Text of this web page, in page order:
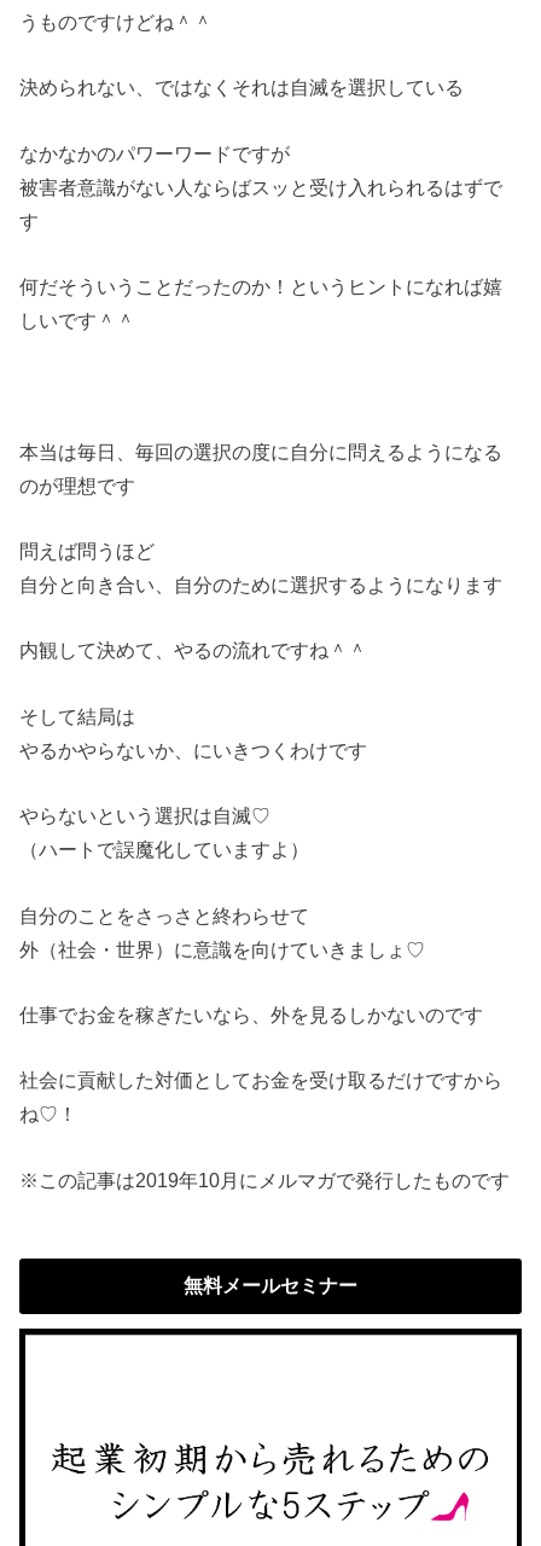
うものですけどね＾＾
決められない、ではなくそれは自滅を選択している
なかなかのパワーワードですが
被害者意識がない人ならばスッと受け入れられるはずで
す
何だそういうことだったのか！というヒントになれば嬉
しいです＾＾
本当は毎日、毎回の選択の度に自分に問えるようになる
のが理想です
問えば問うほど
自分と向き合い、自分のために選択するようになります
内観して決めて、やるの流れですね＾＾
そして結局は
やるかやらないか、にいきつくわけです
やらないという選択は自滅♡
（ハートで誤魔化していますよ）
自分のことをさっさと終わらせて
外（社会・世界）に意識を向けていきましょ♡
仕事でお金を稼ぎたいなら、外を見るしかないのです
社会に貢献した対価としてお金を受け取るだけですから
ね♡！
※この記事は2019年10月にメルマガで発行したものです
無料メールセミナー